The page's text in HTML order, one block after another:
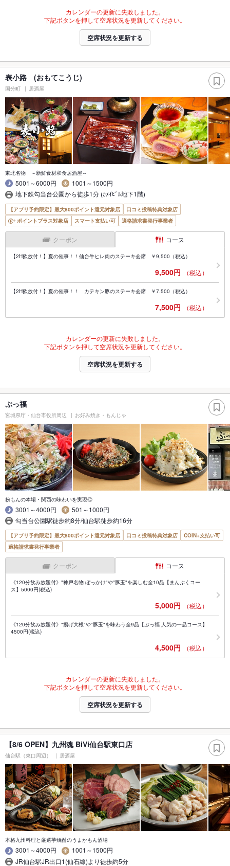
カレンダーの更新に失敗しました。
下記ボタンを押して空席状況を更新してください。
空席状況を更新する
表小路 (おもてこうじ)
国分町 居酒屋
東北名物 ～新鮮食材和食居酒屋～
5001～6000円
1001～1500円
地下鉄勾当台公園から徒歩1分 (ｶﾒｲﾋﾞﾙ地下1階)
【アプリ予約限定】最大800ポイント還元対象店
口コミ投稿特典対象店
ポイントプラス対象店
スマート支払い可 適格請求書発行事業者
クーポン コース
【2H飲放付！】夏の催事！！仙台牛ヒレ肉のステーキ会席 ￥9,500（税込）
9,500円 （税込）
【2H飲放付！】夏の催事！！ カテキン豚のステーキ会席 ￥7.500（税込）
7,500円 （税込）
カレンダーの更新に失敗しました。
下記ボタンを押して空席状況を更新してください。
空席状況を更新する
ぷっ福
宮城県庁・仙台市役所周辺 お好み焼き・もんじゃ
粉もんの本場・関西の味わいを実現◎
3001～4000円
501～1000円
勾当台公園駅徒歩約8分/仙台駅徒歩約16分
【アプリ予約限定】最大800ポイント還元対象店 口コミ投稿特典対象店
COIN+支払い可
適格請求書発行事業者
クーポン コース
《120分飲み放題付》"神戸名物 ぼっかけ"や"豚玉"を楽しむ全10品【まんぷくコー
ス】5000円(税込)
5,000円 （税込）
《120分飲み放題付》"揚げ大根"や"豚玉"を味わう全9品【ぷっ福 人気の一品コース】
4500円(税込)
4,500円 （税込）
カレンダーの更新に失敗しました。
下記ボタンを押して空席状況を更新してください。
空席状況を更新する
【8/6 OPEN】九州魂 BiVi仙台駅東口店
仙台駅（東口周辺） 居酒屋
本格九州料理と厳選芋焼酎のうまかもん酒場
3001～4000円
1001～1500円
JR仙台駅JR出口1(仙石線)より徒歩約5分